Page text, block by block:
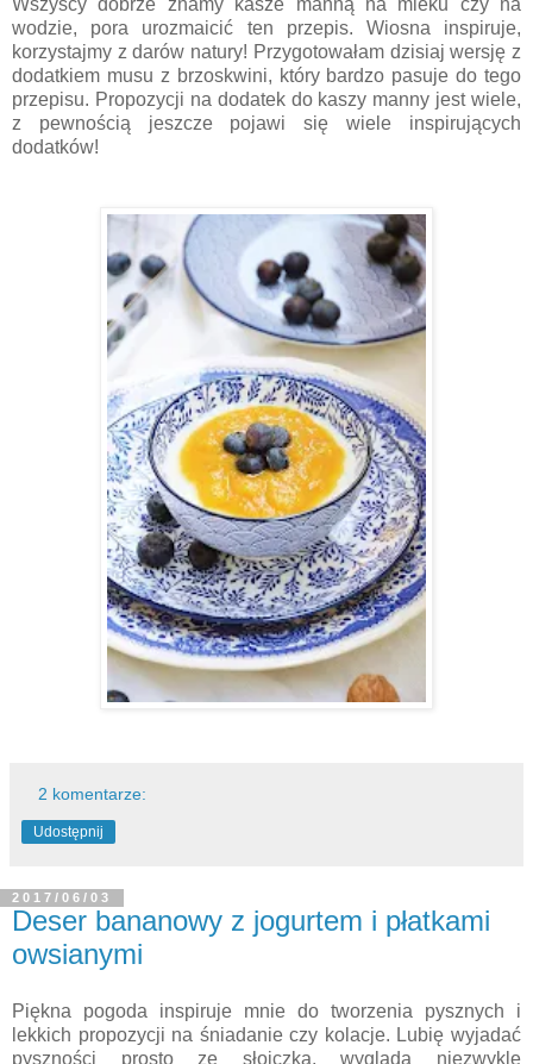
Wszyscy dobrze znamy kasze manną na mleku czy na
wodzie, pora urozmaicić ten przepis. Wiosna inspiruje,
korzystajmy z darów natury! Przygotowałam dzisiaj wersję z
dodatkiem musu z brzoskwini, który bardzo pasuje do tego
przepisu. Propozycji na dodatek do kaszy manny jest wiele,
z pewnością jeszcze pojawi się wiele inspirujących
dodatków!
2 komentarze:
Udostępnij
2017/06/03
Deser bananowy z jogurtem i płatkami
owsianymi
Piękna pogoda inspiruje mnie do tworzenia pysznych i
lekkich propozycji na śniadanie czy kolacje. Lubię wyjadać
pyszności prosto ze słoiczka, wygląda niezwykle